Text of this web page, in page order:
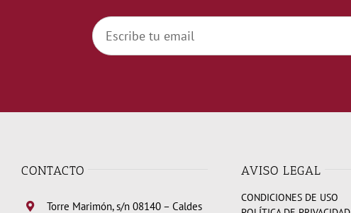
CONTACTO
Torre Marimón, s/n 08140 – Caldes
AVISO LEGAL
CONDICIONES DE USO